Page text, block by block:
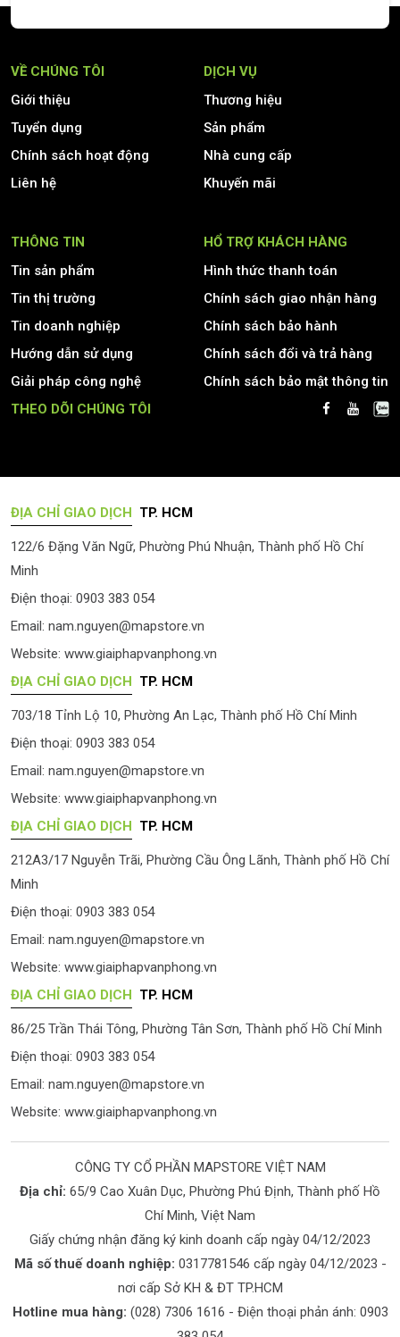
VỀ CHÚNG TÔI
Giới thiệu
Tuyển dụng
Chính sách hoạt động
Liên hệ
DỊCH VỤ
Thương hiệu
Sản phẩm
Nhà cung cấp
Khuyến mãi
THÔNG TIN
Tin sản phẩm
Tin thị trường
Tin doanh nghiệp
Hướng dẫn sử dụng
Giải pháp công nghệ
HỔ TRỢ KHÁCH HÀNG
Hình thức thanh toán
Chính sách giao nhận hàng
Chính sách bảo hành
Chính sách đổi và trả hàng
Chính sách bảo mật thông tin
THEO DÕI CHÚNG TÔI
ĐỊA CHỈ GIAO DỊCH TP. HCM
122/6 Đặng Văn Ngữ, Phường Phú Nhuận, Thành phố Hồ Chí
Minh
Điện thoại: 0903 383 054
Email: nam.nguyen@mapstore.vn
Website: www.giaiphapvanphong.vn
ĐỊA CHỈ GIAO DỊCH TP. HCM
703/18 Tỉnh Lộ 10, Phường An Lạc, Thành phố Hồ Chí Minh
Điện thoại: 0903 383 054
Email: nam.nguyen@mapstore.vn
Website: www.giaiphapvanphong.vn
ĐỊA CHỈ GIAO DỊCH TP. HCM
212A3/17 Nguyễn Trãi, Phường Cầu Ông Lãnh, Thành phố Hồ Chí
Minh
Điện thoại: 0903 383 054
Email: nam.nguyen@mapstore.vn
Website: www.giaiphapvanphong.vn
ĐỊA CHỈ GIAO DỊCH TP. HCM
86/25 Trần Thái Tông, Phường Tân Sơn, Thành phố Hồ Chí Minh
Điện thoại: 0903 383 054
Email: nam.nguyen@mapstore.vn
Website: www.giaiphapvanphong.vn
CÔNG TY CỔ PHẦN MAPSTORE VIỆT NAM
Địa chỉ: 65/9 Cao Xuân Dục, Phường Phú Định, Thành phố Hồ
Chí Minh, Việt Nam
Giấy chứng nhận đăng ký kinh doanh cấp ngày 04/12/2023
Mã số thuế doanh nghiệp: 0317781546 cấp ngày 04/12/2023 -
nơi cấp Sở KH & ĐT TP.HCM
Hotline mua hàng: (028) 7306 1616 - Điện thoại phản ánh: 0903